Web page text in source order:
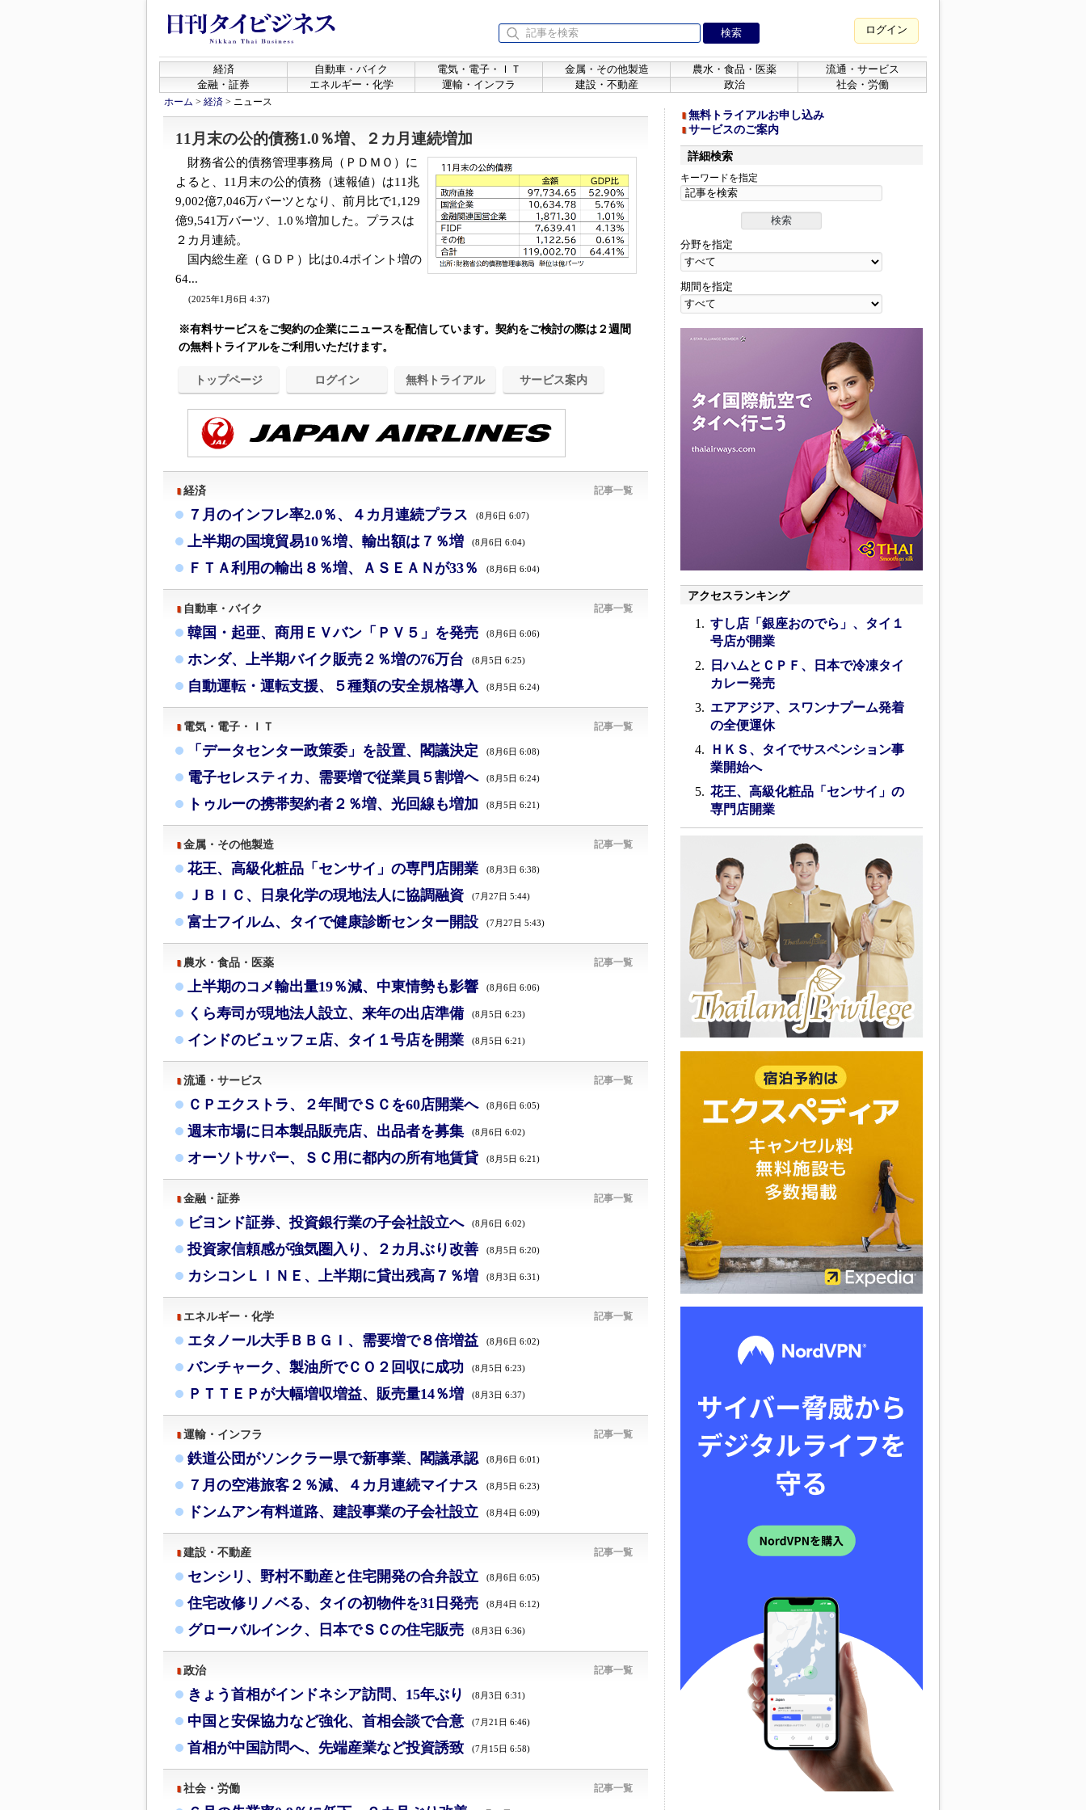
ログイン
経済 自動車・バイク 電気・電子・ＩＴ 金属・その他製造 農水・食品・医薬
流通・サービス
金融・証券
エネルギー・化学 運輸・インフラ 建設・不動産 政治 社会・労働
ホーム > 経済 > ニュース
11月末の公的債務1.0％増、２カ月連続増加
財務省公的債務管理事務局（ＰＤＭＯ）に
よると、11月末の公的債務（速報値）は11兆
9,002億7,046万バーツとなり、前月比で1,129
億9,541万バーツ、1.0％増加した。プラスは
２カ月連続。
国内総生産（ＧＤＰ）比は0.4ポイント増の
64...
(2025年1月6日 4:37)
※有料サービスをご契約の企業にニュースを配信しています。契約をご検討の際は２週間
の無料トライアルをご利用いただけます。
トップページ ログイン 無料トライアル サービス案内
経済 記事一覧
７月のインフレ率2.0％、４カ月連続プラス (8月6日 6:07)
上半期の国境貿易10％増、輸出額は７％増 (8月6日 6:04)
ＦＴＡ利用の輸出８％増、ＡＳＥＡＮが33％ (8月6日 6:04)
自動車・バイク 記事一覧
韓国・起亜、商用ＥＶバン「ＰＶ５」を発売 (8月6日 6:06)
ホンダ、上半期バイク販売２％増の76万台 (8月5日 6:25)
自動運転・運転支援、５種類の安全規格導入 (8月5日 6:24)
電気・電子・ＩＴ 記事一覧
「データセンター政策委」を設置、閣議決定 (8月6日 6:08)
電子セレスティカ、需要増で従業員５割増へ (8月5日 6:24)
トゥルーの携帯契約者２％増、光回線も増加 (8月5日 6:21)
金属・その他製造 記事一覧
花王、高級化粧品「センサイ」の専門店開業 (8月3日 6:38)
ＪＢＩＣ、日泉化学の現地法人に協調融資 (7月27日 5:44)
富士フイルム、タイで健康診断センター開設 (7月27日 5:43)
農水・食品・医薬 記事一覧
上半期のコメ輸出量19％減、中東情勢も影響 (8月6日 6:06)
くら寿司が現地法人設立、来年の出店準備 (8月5日 6:23)
インドのビュッフェ店、タイ１号店を開業 (8月5日 6:21)
流通・サービス 記事一覧
ＣＰエクストラ、２年間でＳＣを60店開業へ (8月6日 6:05)
週末市場に日本製品販売店、出品者を募集 (8月6日 6:02)
オーソトサパー、ＳＣ用に都内の所有地賃貸 (8月5日 6:21)
金融・証券 記事一覧
ビヨンド証券、投資銀行業の子会社設立へ (8月6日 6:02)
投資家信頼感が強気圏入り、２カ月ぶり改善 (8月5日 6:20)
カシコンＬＩＮＥ、上半期に貸出残高７％増 (8月3日 6:31)
エネルギー・化学 記事一覧
エタノール大手ＢＢＧＩ、需要増で８倍増益 (8月6日 6:02)
バンチャーク、製油所でＣＯ２回収に成功 (8月5日 6:23)
ＰＴＴＥＰが大幅増収増益、販売量14％増 (8月3日 6:37)
運輸・インフラ 記事一覧
鉄道公団がソンクラー県で新事業、閣議承認 (8月6日 6:01)
７月の空港旅客２％減、４カ月連続マイナス (8月5日 6:23)
ドンムアン有料道路、建設事業の子会社設立 (8月4日 6:09)
建設・不動産 記事一覧
センシリ、野村不動産と住宅開発の合弁設立 (8月6日 6:05)
住宅改修リノベる、タイの初物件を31日発売 (8月4日 6:12)
グローバルインク、日本でＳＣの住宅販売 (8月3日 6:36)
政治 記事一覧
きょう首相がインドネシア訪問、15年ぶり (8月3日 6:31)
中国と安保協力など強化、首相会談で合意 (7月21日 6:46)
首相が中国訪問へ、先端産業など投資誘致 (7月15日 6:58)
社会・労働 記事一覧
無料トライアルお申し込み
サービスのご案内
詳細検索
キーワードを指定
分野を指定
期間を指定
アクセスランキング
すし店「銀座おのでら」、タイ１
号店が開業
日ハムとＣＰＦ、日本で冷凍タイ
カレー発売
エアアジア、スワンナプーム発着
の全便運休
ＨＫＳ、タイでサスペンション事
業開始へ
花王、高級化粧品「センサイ」の
専門店開業